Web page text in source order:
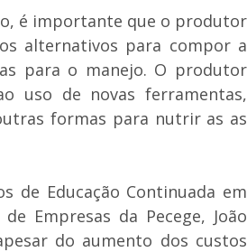
é importante que o produtor
alternativos para compor a
para o manejo. O produtor
uso de novas ferramentas,
formas para nutrir as as
de Educação Continuada em
Empresas da Pecege, João
do aumento dos custos